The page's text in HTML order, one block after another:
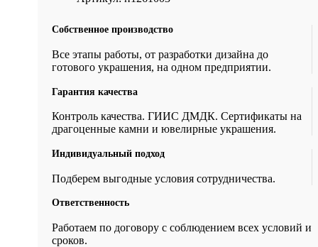
Собственное производство
Все этапы работы, от разработки дизайна до
готового украшения, на одном предприятии.
Гарантия качества
Контроль качества. ГИИС ДМДК. Сертификаты на
драгоценные камни и ювелирные украшения.
Индивидуальный подход
Подберем выгодные условия сотрудничества.
Ответственность
Работаем по договору с соблюдением всех условий и
сроков.